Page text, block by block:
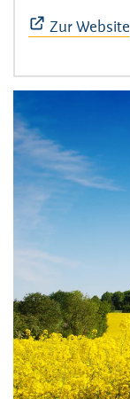
Zur Website